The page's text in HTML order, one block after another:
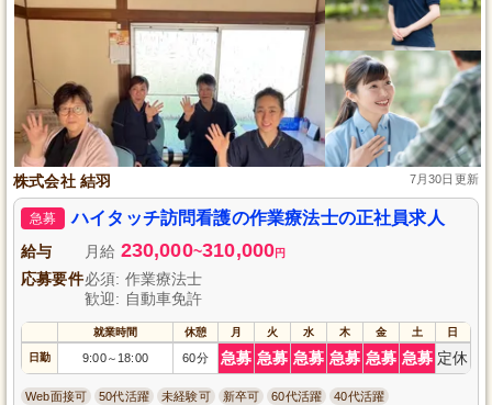
株式会社 結羽 7月30日更新
急募 ハイタッチ訪問看護の作業療法士の正社員求人
給与 月給 230,000~310,000円
応募要件必須: 作業療法士
歓迎: 自動車免許
就業時間 休憩 月 火 水 木 金 土 日
日勤 9:00～ 18:00 60分 急募 急募 急募 急募 急募 急募 定休
Web面接可 50代活躍 未経験可 新卒可 60代活躍 40代活躍